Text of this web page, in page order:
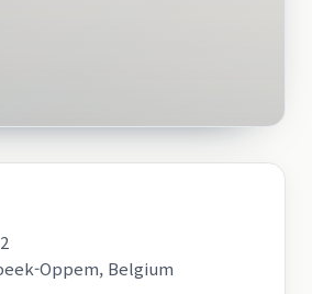
Oppem, Belgium